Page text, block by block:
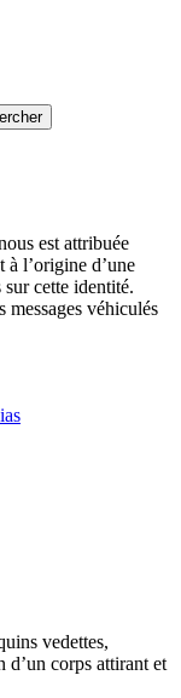
est attribuée
à l’origine d’une
sur cette identité.
messages véhiculés
vedettes,
d’un corps attirant et